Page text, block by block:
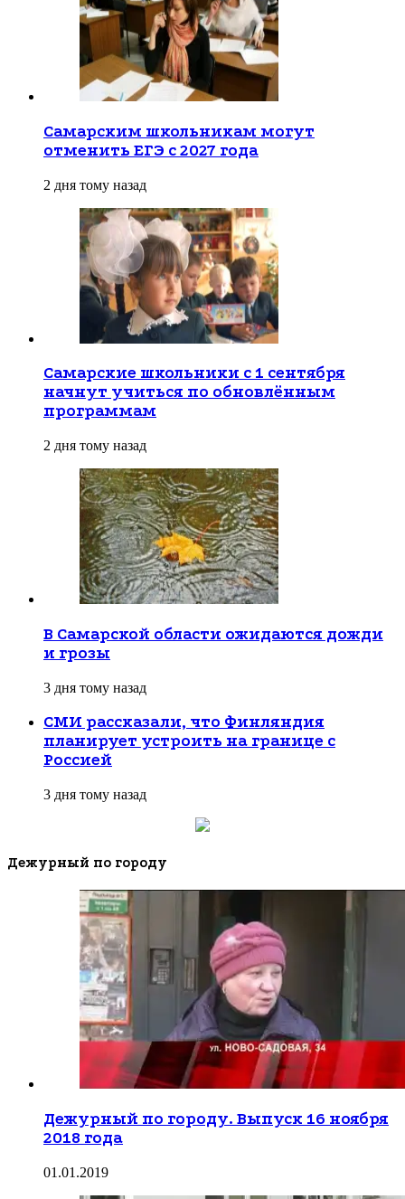
Самарским школьникам могут
отменить ЕГЭ с 2027 года
2 дня тому назад
Самарские школьники с 1 сентября
начнут учиться по обновлённым
программам
2 дня тому назад
В Самарской области ожидаются дожди
и грозы
3 дня тому назад
СМИ рассказали, что Финляндия
планирует устроить на границе с
Россией
3 дня тому назад
Дежурный по городу
Дежурный по городу. Выпуск 16 ноября
2018 года
01.01.2019